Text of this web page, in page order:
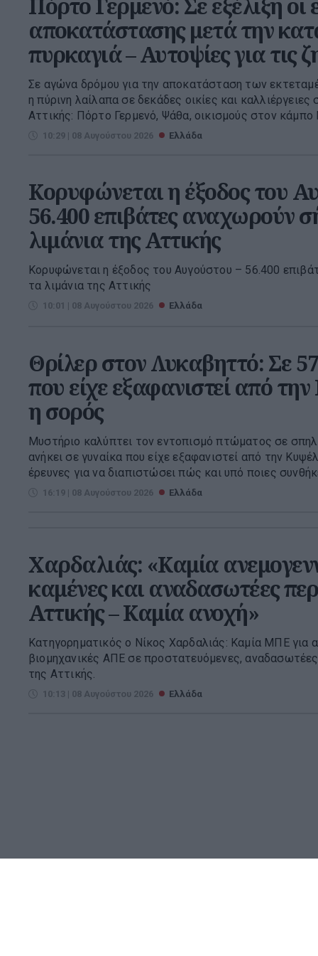
αποκατάστασης μετά την
πυρκαγιά – Αυτοψίες για τις
Σε αγώνα δρόμου για την αποκατάσταση των
η πύρινη λαίλαπα σε δεκάδες οικίες και
Αττικής: Πόρτο Γερμενό, Ψάθα, οικισμούς στον κάμπο
10:29 | 08 Αυγούστου 2026 Ελλάδα
Κορυφώνεται η έξοδος του
56.400 επιβάτες αναχωρούν
λιμάνια της Αττικής
Κορυφώνεται η έξοδος του Αυγούστου – 56.400
τα λιμάνια της Αττικής
10:01 | 08 Αυγούστου 2026 Ελλάδα
Θρίλερ στον Λυκαβηττό: Σε
που είχε εξαφανιστεί από
η σορός
Μυστήριο καλύπτει τον εντοπισμό πτώματος σε
ανήκει σε γυναίκα που είχε εξαφανιστεί από την
έρευνες για να διαπιστώσει πώς και υπό ποιες
16:19 | 08 Αυγούστου 2026 Ελλάδα
Χαρδαλιάς: «Καμία
καμένες και αναδασωτέες
Αττικής – Καμία ανοχή»
Κατηγορηματικός ο Νίκος Χαρδαλιάς: Καμία ΜΠΕ για
βιομηχανικές ΑΠΕ σε προστατευόμενες,
της Αττικής.
10:13 | 08 Αυγούστου 2026 Ελλάδα